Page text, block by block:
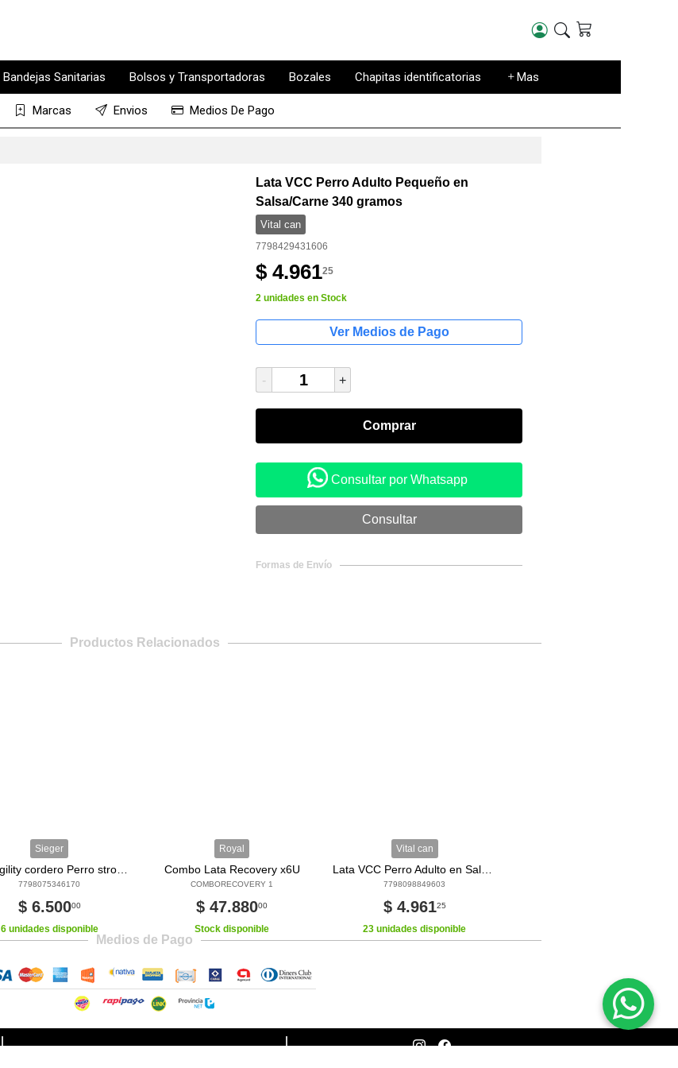
Bandejas Sanitarias Bolsos y Transportadoras Bozales Chapitas identificatorias Mas
Marcas Envios Medios De Pago
Lata VCC Perro Adulto Pequeño en
Salsa/Carne 340 gramos
Vital can
7798429431606
$ 4.96125
2 unidades en Stock
- +
Consultar por Whatsapp
Formas de Envío
Productos Relacionados
Sieger
7798075346170
$ 6.50000
6 unidades disponible
Royal
Combo Lata Recovery x6U
COMBORECOVERY 1
$ 47.88000
Stock disponible
Vital can
7798098849603
$ 4.96125
23 unidades disponible
Medios de Pago